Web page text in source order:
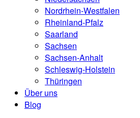
Nordrhein-Westfalen
Rheinland-Pfalz
Saarland
Sachsen
Sachsen-Anhalt
Schleswig-Holstein
Thüringen
Über uns
Blog